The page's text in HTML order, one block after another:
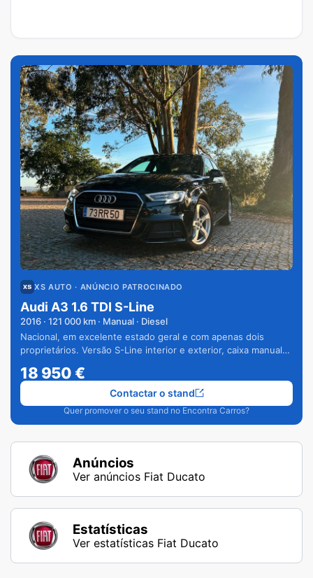
XS AUTO · ANÚNCIO PATROCINADO
Audi A3 1.6 TDI S-Line
2016 · 121 000 km · Manual · Diesel
Nacional, em excelente estado geral e com apenas dois
proprietários. Versão S-Line interior e exterior, caixa manual
18 950€
Quer promover o seu stand no Encontra Carros?
Contactar o stand
Anúncios
Ver anúncios Fiat Ducato
Estatísticas
Ver estatísticas Fiat Ducato